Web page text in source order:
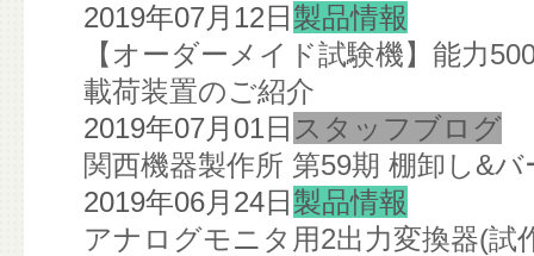
2019年07月12日 製品情報
【オーダーメイド試験機】能力
載荷装置のご紹介
2019年07月01日 スタッフブログ
関西機器製作所 第59期 棚卸し&
2019年06月24日 製品情報
アナログモニタ用2出力変換器(試